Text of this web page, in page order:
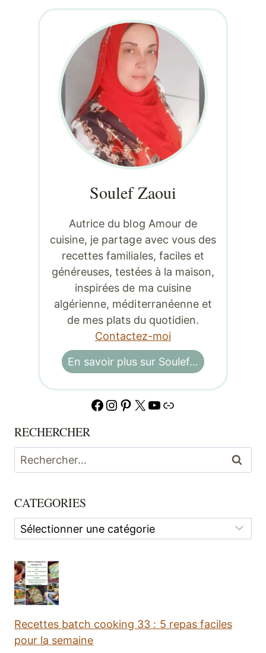
Soulef Zaoui
Autrice du blog Amour de
cuisine, je partage avec vous des
recettes familiales, faciles et
généreuses, testées à la maison,
inspirées de ma cuisine
algérienne, méditerranéenne et
de mes plats du quotidien.
Contactez-moi
En savoir plus sur Soulef…
Facebook
Instagram
Pinterest
X YouTube
Lien
RECHERCHER
Rechercher :
CATEGORIES
Categories
Recettes batch cooking 33 : 5 repas faciles
pour la semaine